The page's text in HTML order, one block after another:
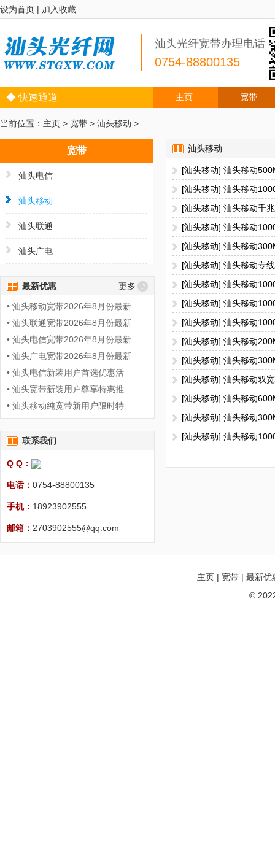
设为首页 | 加入收藏
汕头光纤宽带办理电话
0754-88800135
◆ 快速通道 主页 宽带
当前位置： 主页 > 宽带 > 汕头移动 >
宽带
汕头电信
汕头移动
汕头联通
汕头广电
最新优惠 更多
• 汕头移动宽带2026年8月份最新
• 汕头联通宽带2026年8月份最新
• 汕头电信宽带2026年8月份最新
• 汕头广电宽带2026年8月份最新
• 汕头电信新装用户首选优惠活
• 汕头宽带新装用户尊享特惠推
• 汕头移动纯宽带新用户限时特
联系我们
Q Q：
电话： 0754-88800135
手机： 18923902555
邮箱： 2703902555@qq.com
汕头移动
[汕头移动] 汕头移动
[汕头移动] 汕头移动
[汕头移动] 汕头移动千
[汕头移动] 汕头移动
[汕头移动] 汕头移动
[汕头移动] 汕头移动专
[汕头移动] 汕头移动
[汕头移动] 汕头移动
[汕头移动] 汕头移动
[汕头移动] 汕头移动
[汕头移动] 汕头移动
[汕头移动] 汕头移动双
[汕头移动] 汕头移动
[汕头移动] 汕头移动
[汕头移动] 汕头移动
主页 | 宽带 | 最新优
©